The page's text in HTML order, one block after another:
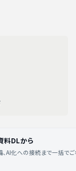
料DLから
AI化への接続まで一括で